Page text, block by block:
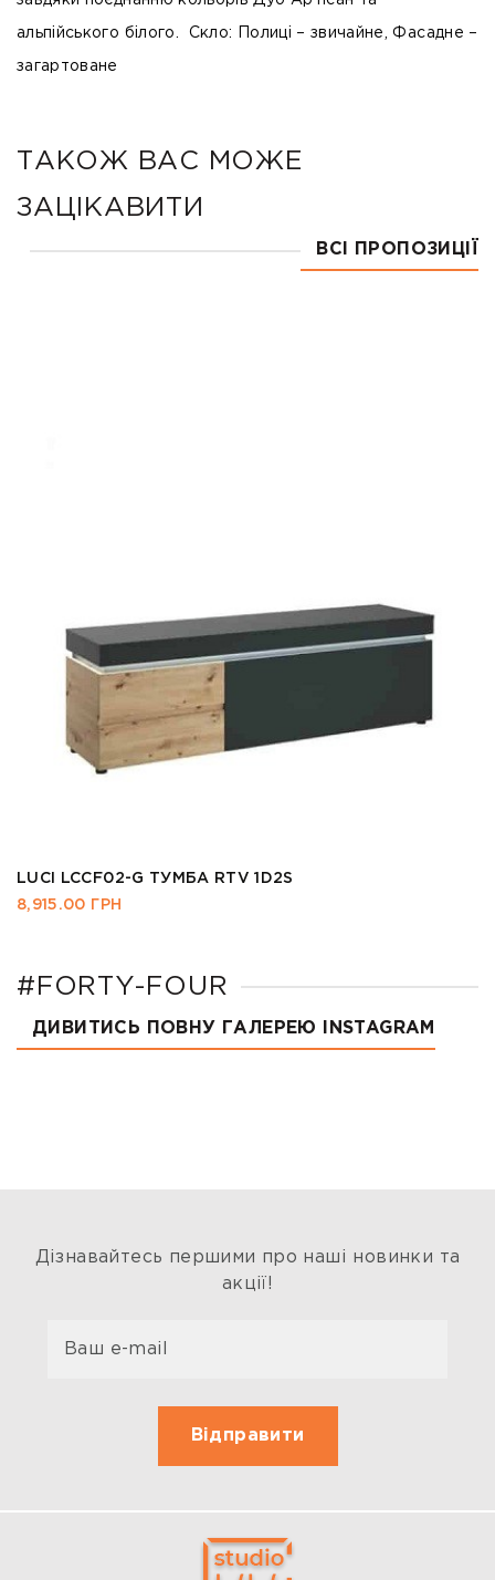
альпійського білого. Скло: Полиці – звичайне, Фасадне –
загартоване
ТАКОЖ ВАС МОЖЕ
ЗАЦІКАВИТИ
ВСІ ПРОПОЗИЦІЇ
LUCI LCCF02-G ТУМБА RTV 1D2S
8,915.00 ГРН
#FORTY-FOUR
ДИВИТИСЬ ПОВНУ ГАЛЕРЕЮ INSTAGRAM
Дізнавайтесь першими про наші новинки та
акції!